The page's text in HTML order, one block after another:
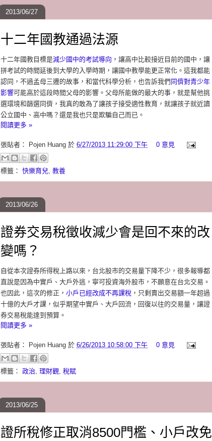
2013/06/27
十二年國教通過法源
十二年國教目標是減少國中的考試導向， 讓高中比較接近目前的國中，讓
拼考試的時間延後到大學的入學時期，讓國中教學能更正常化。這我都能
認同，不過孟母三遷的故事，和當代科學分析，也告訴我們 同儕對青少年
影響可能高於這段時間父母的影響。父母所能做的最大的事，就是幫他挑
選環境和篩選同儕，我真的敢為了讓孩子接受適性教育，就讓孩子就近讀
公立國中、高中嗎？還是我也只是欺騙自己而已。
閱讀更多 »
張貼者： Pojen Huang 於 6/27/2013 11:29:00 下午 0 意見
標籤： 快樂育兒, 教養
2013/06/26
證券交易稅徵收減少會是回不來的改
變嗎？
自從本次證券所得稅上路以來，台北股市的交易量下降不少，很多報導都
直說是因為中實戶、大戶外逃，寧可投資海外股市，不願意在台北交易。
也因此，這次的修正， 小戶已經改成不再課稅 ，只剩賣出交易額一年超過
十億的大戶才課，似乎期望中實戶、大戶回流，回復以往的交易量，讓證
券交易稅能達到預算。
閱讀更多 »
張貼者： Pojen Huang 於 6/26/2013 10:58:00 下午 0 意見
標籤： 政治, 理財觀, 稅賦
2013/06/25
證所稅修正取消8500門檻、小戶改免